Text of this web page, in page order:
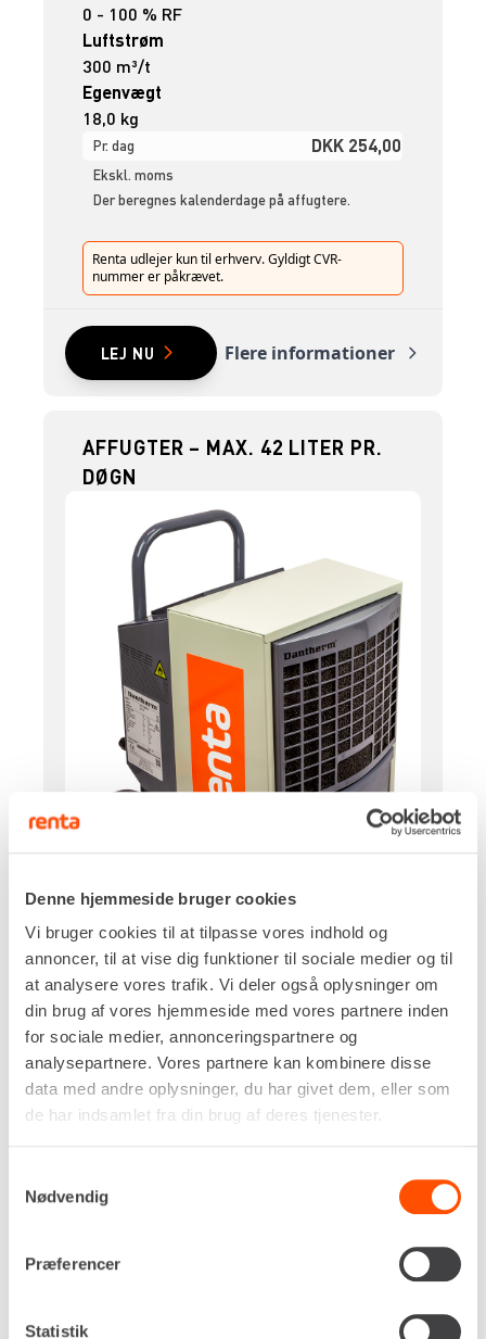
Denne hjemmeside bruger cookies
Vi bruger cookies til at tilpasse vores indhold og
annoncer, til at vise dig funktioner til sociale medier og til
at analysere vores trafik. Vi deler også oplysninger om
din brug af vores hjemmeside med vores partnere inden
for sociale medier, annonceringspartnere og
analysepartnere. Vores partnere kan kombinere disse
data med andre oplysninger, du har givet dem, eller som
de har indsamlet fra din brug af deres tjenester.
Nødvendig
Præferencer
Statistik
0 - 100 % RF
Luftstrøm
300 m³/t
Egenvægt
18,0 kg
Pr. dag DKK 254,00
Ekskl. moms
Der beregnes kalenderdage på affugtere.
Renta udlejer kun til erhverv. Gyldigt CVR-
nummer er påkrævet.
LEJ NU Flere informationer
AFFUGTER – MAX. 42 LITER PR.
DØGN
Drivkraft
230v
Effekt
0,8 kW
Arbejdsområde, fugt
250 m³/t
31,0 kg